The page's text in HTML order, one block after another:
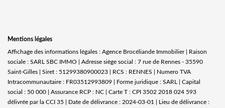
Mentions légales
Affichage des informations légales : Agence Brocéliande Immobilier | Raison
sociale : SARL SBC IMMO | Adresse siège social : 7 rue de Rennes - 35590
Saint-Gilles | Siret : 51299380900023 | RCS : RENNES | Numero TVA
Intracommunautaire : FR03512993809 | Forme juridique : SARL | Capital
social : 50 000 | Assurance RCP : NC | Carte T : CPI 3502 2018 024 593
délivrée par la CCI 35 | Date de délivrance : 2024-03-01 | Lieu de délivrance :